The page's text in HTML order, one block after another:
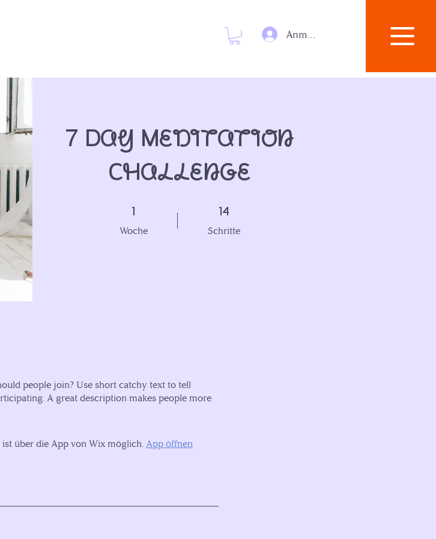
Anmelden
7 Day Meditation
Challenge
1
Woche
1 Woche 14
Schritte
14 Schritte
people join? Use short catchy text to tell
A great description makes people more
über die App von Wix möglich. App öffnen